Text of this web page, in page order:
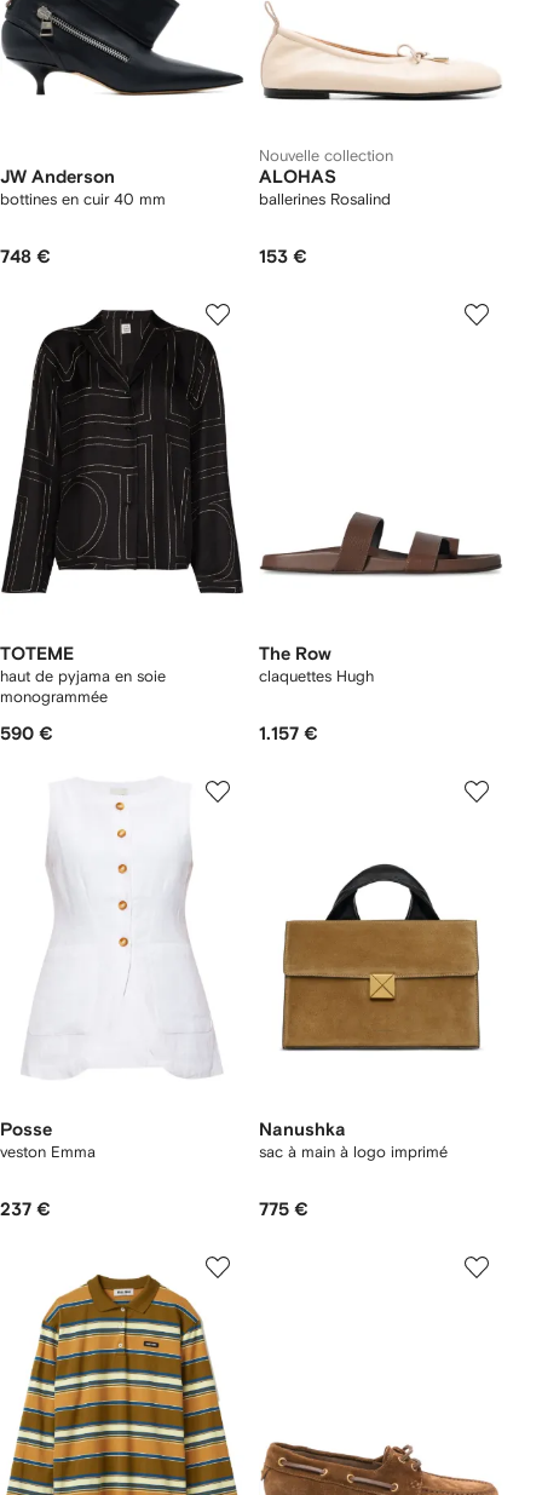
JW Anderson
bottines en cuir 40 mm
748 €
Nouvelle collection
ALOHAS
ballerines Rosalind
153 €
TOTEME
haut de pyjama en soie
monogrammée
590 €
The Row
claquettes Hugh
1.157 €
Posse
veston Emma
237 €
Nanushka
sac à main à logo imprimé
775 €